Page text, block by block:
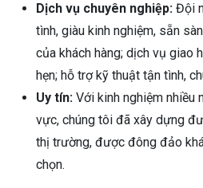
Dịch vụ chuyên nghiệp: Đội
tình, giàu kinh nghiệm, sẵn
của khách hàng; dịch vụ giao
hẹn; hỗ trợ kỹ thuật tận tình,
Uy tín: Với kinh nghiệm nhiều
vực, chúng tôi đã xây dựng
thị trường, được đông đảo
chọn.